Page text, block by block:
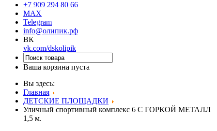
+7 909 294 80 66
MAX
Telegram
info@олипик.рф
ВК
vk.com/dskolipik
Ваша корзина пуста
Вы здесь:
Главная
ДЕТСКИЕ ПЛОЩАДКИ
Уличный спортивный комплекс 6 С ГОРКОЙ МЕТАЛЛ
1,5 м.